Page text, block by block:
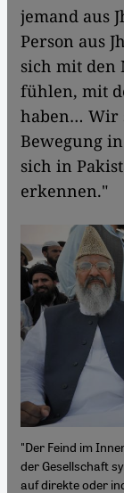
jemand aus
Person aus
sich mit den
fühlen, mit
haben… Wir
Bewegung
sich in
erkennen."
"Der Feind im
der Gesellschaft
auf direkte oder